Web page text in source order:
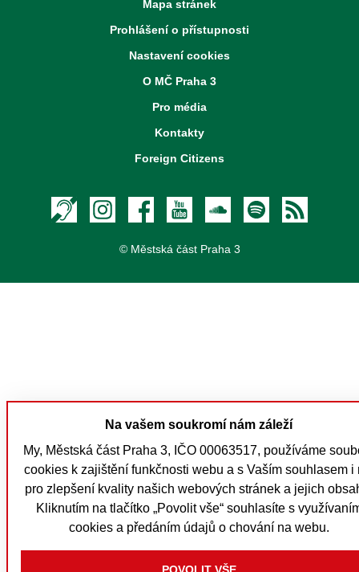
Na vašem soukromí nám záleží
My, Městská část Praha 3, IČO 00063517, používáme
cookies k zajištění funkčnosti webu a s Vaším souhlasem i
pro zlepšení kvality našich webových stránek a jejich
Kliknutím na tlačítko „Povolit vše“ souhlasíte s
cookies a předáním údajů o chování na webu.
Mapa stránek
Prohlášení o přístupnosti
Nastavení cookies
O MČ Praha 3
Pro média
Kontakty
Foreign Citizens
Textový hovor s přepisem
InstagramFacebookYoutube Soundcloud
SpotifyRSS
© Městská část Praha 3